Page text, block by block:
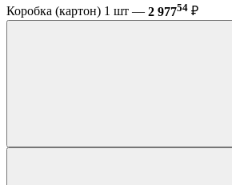
Коробка (картон) 1 шт — 2 97754 ₽